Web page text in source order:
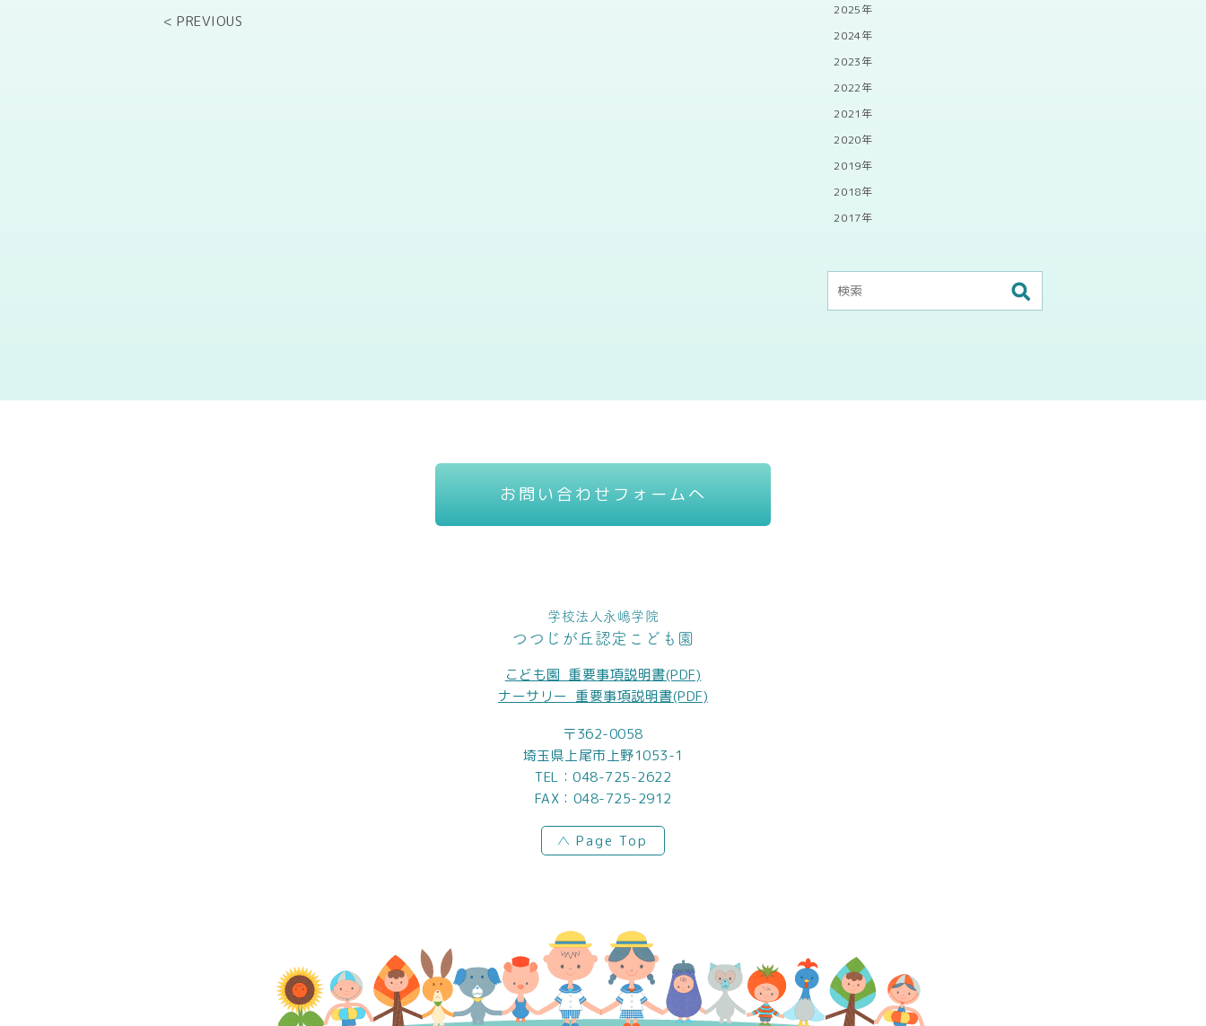
< PREVIOUS
2025年
2024年
2023年
2022年
2021年
2020年
2019年
2018年
2017年
お問い合わせフォームへ
学校法人永嶋学院
つつじが丘認定こども園
こども園_重要事項説明書(PDF)
ナーサリー_重要事項説明書(PDF)
〒362-0058
埼玉県上尾市上野1053-1
TEL： 048-725-2622
FAX：048-725-2912
Page Top